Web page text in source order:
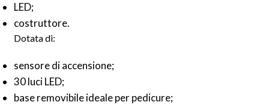
LED;
costruttore.
Dotata di:
sensore di accensione;
30 luci LED;
base removibile ideale per pedicure;